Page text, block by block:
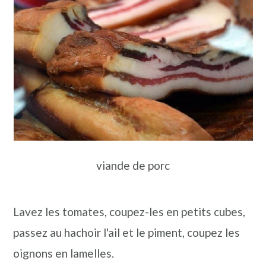
viande de porc
Lavez les tomates, coupez-les en petits cubes,
passez au hachoir l'ail et le piment, coupez les
oignons en lamelles.